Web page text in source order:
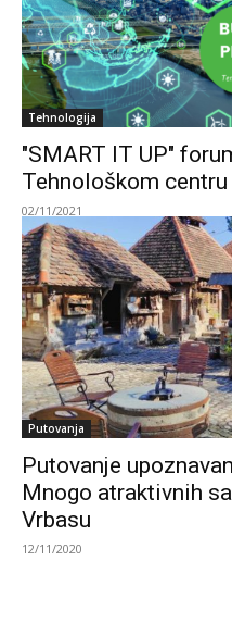
Tehnologija
"SMART IT UP"
Tehnološkom
02/11/2021
Putovanja
Putovanje
Mnogo atraktivnih
Vrbasu
12/11/2020